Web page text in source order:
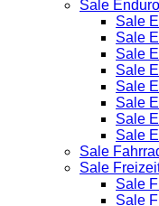
Sale
Sale
Sale
Sale
Sale
Sale
Sale
Sale
Sale
Sale
Sale
Sale
Sale